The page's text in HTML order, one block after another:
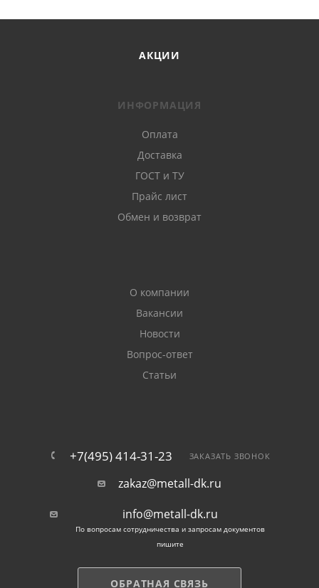
АКЦИИ
ИНФОРМАЦИЯ
Оплата
Доставка
ГОСТ и ТУ
Прайс лист
Обмен и возврат
О компании
Вакансии
Новости
Вопрос-ответ
Статьи
+7(495) 414-31-23 ЗАКАЗАТЬ ЗВОНОК
zakaz@metall-dk.ru
info@metall-dk.ru
По вопросам сотрудничества и запросам документов
пишите
ОБРАТНАЯ СВЯЗЬ